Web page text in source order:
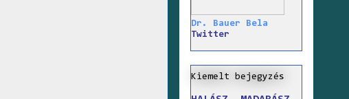
Dr. Bauer Bela
Twitter
Kiemelt bejegyzés